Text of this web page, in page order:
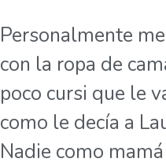
Personalmente
con la ropa de
poco cursi que le
como le decía a
Nadie como